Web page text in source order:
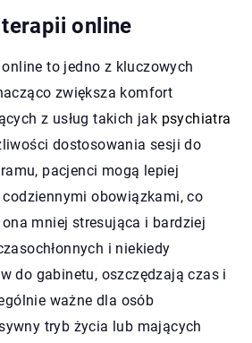
online
to jedno z kluczowych
zwiększa komfort
z usług takich jak psychiatra
dostosowania sesji do
pacjenci mogą lepiej
obowiązkami, co
mniej stresująca i bardziej
i niekiedy
do gabinetu, oszczędzają czas i
ważne dla osób
tryb życia lub mających